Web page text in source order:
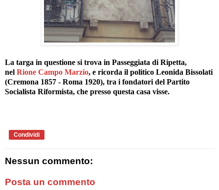
La targa in questione si trova in Passeggiata di Ripetta,
nel Rione Campo Marzio, e ricorda il politico Leonida Bissolati
(Cremona 1857 - Roma 1920), tra i fondatori del Partito
Socialista Riformista, che presso questa casa visse.
Condividi
Nessun commento:
Posta un commento